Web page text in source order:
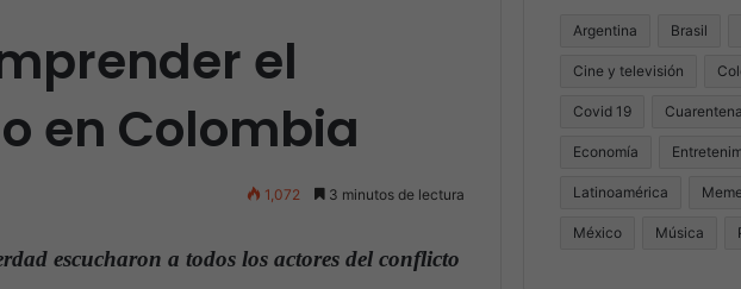
el
en Colombia
1,072 3 minutos de lectura
escucharon a todos los actores del conflicto
Argentina Brasil
Cine y televisión
Covid 19 Cuarentena
Economía
Latinoamérica
México Música